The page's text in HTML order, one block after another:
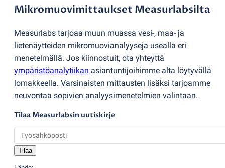
Mikromuovimittaukset Measurlabsilta
Measurlabs tarjoaa muun muassa vesi-, maa- ja
lietenäytteiden mikromuovianalyyseja usealla eri
menetelmällä. Jos kiinnostuit, ota yhteyttä
ympäristöanalytiikan asiantuntijoihimme alta löytyvällä
lomakkeella. Varsinaisten mittausten lisäksi tarjoamme
neuvontaa sopivien analyysimenetelmien valintaan.
Tilaa Measurlabsin uutiskirje
Tilaa